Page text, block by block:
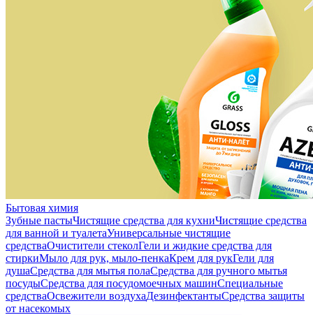
Бытовая химия
Зубные пастыЧистящие средства для кухниЧистящие средства
для ванной и туалетаУниверсальные чистящие
средстваОчистители стеколГели и жидкие средства для
стиркиМыло для рук, мыло-пенкаКрем для рукГели для
душаСредства для мытья полаСредства для ручного мытья
посудыСредства для посудомоечных машинСпециальные
средстваОсвежители воздухаДезинфектантыСредства защиты
от насекомых